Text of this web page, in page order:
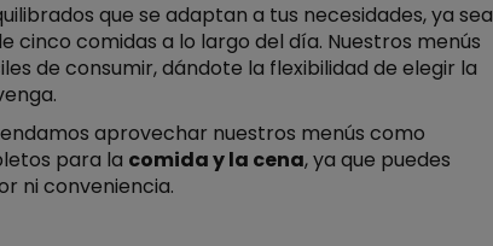
que se adaptan a tus necesidades, ya sea
comidas a lo largo del día. Nuestros menús
de consumir, dándote la flexibilidad de elegir la
aprovechar nuestros menús como
para la comida y la cena, ya que puedes
ni conveniencia.